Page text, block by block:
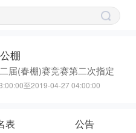
棚
届(春棚)赛竞赛第二次指定
请
至2019-04-27 04:00:00
表 公告